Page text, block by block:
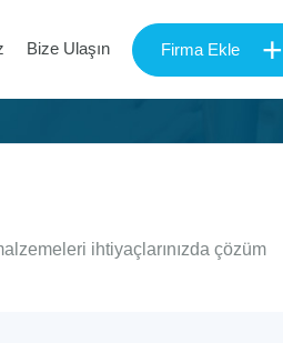
Bize Ulaşın Firma Ekle +
ihtiyaçlarınızda çözüm